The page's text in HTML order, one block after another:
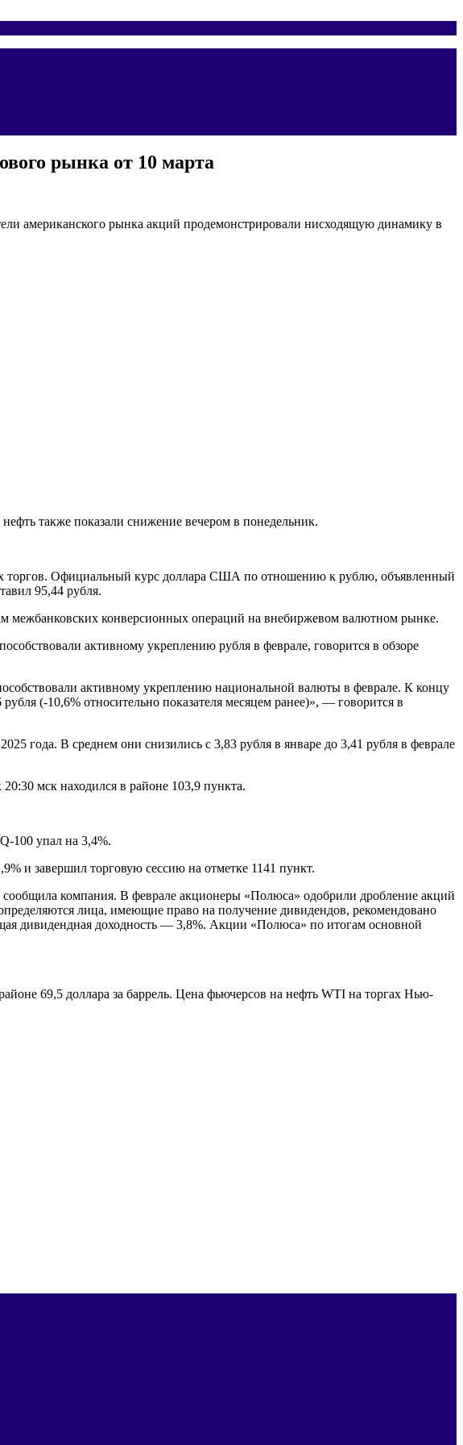
рынка от 10 марта
американского рынка акций продемонстрировали нисходящую динамику в
также показали снижение вечером в понедельник.
торгов. Официальный курс доллара США по отношению к рублю, объявленный
95,44 рубля.
межбанковских конверсионных операций на внебиржевом валютном рынке.
активному укреплению рубля в феврале, говорится в обзоре
активному укреплению национальной валюты в феврале. К концу
(-10,6% относительно показателя месяцем ранее)», — говорится в
года. В среднем они снизились с 3,83 рубля в январе до 3,41 рубля в феврале
мск находился в районе 103,9 пункта.
100 упал на 3,4%.
и завершил торговую сессию на отметке 1141 пункт.
компания. В феврале акционеры «Полюса» одобрили дробление акций
лица, имеющие право на получение дивидендов, рекомендовано
дивидендная доходность — 3,8%. Акции «Полюса» по итогам основной
69,5 доллара за баррель. Цена фьючерсов на нефть WTI на торгах Нью-